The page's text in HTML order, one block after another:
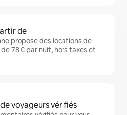
de
propose des locations de
78 € par nuit, hors taxes et
voyageurs vérifiés